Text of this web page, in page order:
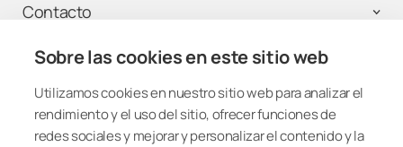
Sobre las cookies en este sitio web
Utilizamos cookies en nuestro sitio web para analizar el
rendimiento y el uso del sitio, ofrecer funciones de
redes sociales y mejorar y personalizar el contenido y la
Contacto
¡Mantente conectado!